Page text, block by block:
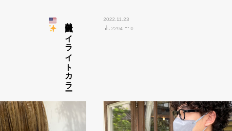
外国人風ハイライトカラー
2022.11.23
2294
0